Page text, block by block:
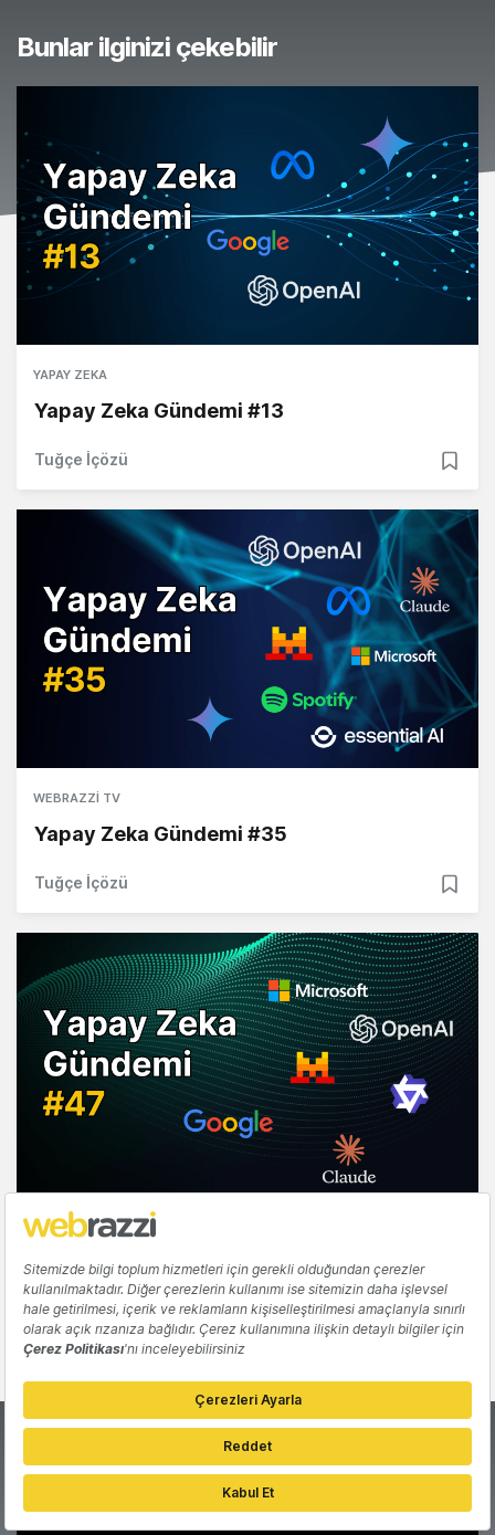
Bunlar ilginizi çekebilir
YAPAY ZEKA
Yapay Zeka Gündemi #13
Tuğçe İçözü
WEBRAZZI TV
Yapay Zeka Gündemi #35
Tuğçe İçözü
YAPAY ZEKA
Tuğçe İçözü